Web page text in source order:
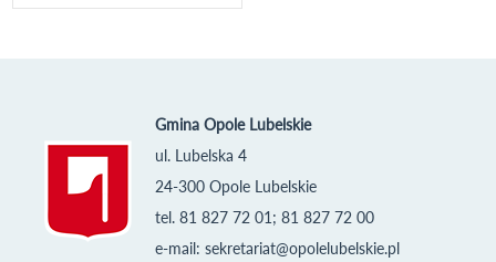
Gmina Opole Lubelskie
ul. Lubelska 4
24-300 Opole Lubelskie
tel. 81 827 72 01; 81 827 72 00
e-mail: sekretariat@opolelubelskie.pl